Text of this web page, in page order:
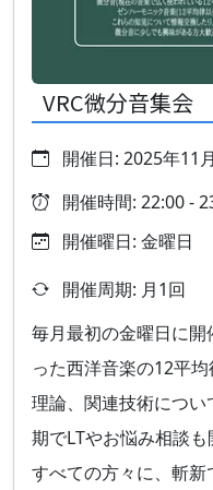
VRC微分音集会
開催日: 2025年11
開催時間: 22:00 -
開催曜日: 金曜日
開催周期: 月1回
毎月最初の金曜日に
った西洋音楽の12平
理論、関連技術につ
期でLTやお悩み相談
すべての方々に、斬